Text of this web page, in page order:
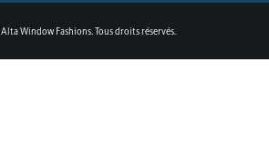
Alta Window Fashions. Tous droits réservés.